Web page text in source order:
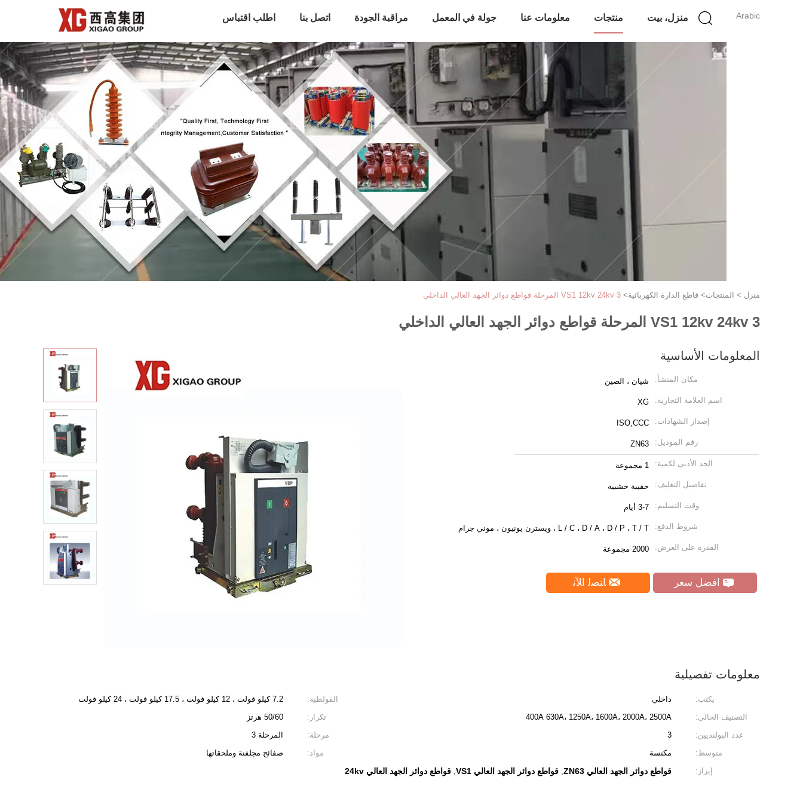
Arabic منزل، بيت منتجات معلومات عنا جولة في المعمل مراقبة الجودة اتصل بنا اطلب اقتباس
منزل > المنتجات> قاطع الدارة الكهربائية> VS1 12kv 24kv 3 المرحلة قواطع دوائر الجهد العالي الداخلي
VS1 12kv 24kv 3 المرحلة قواطع دوائر الجهد العالي الداخلي
المعلومات الأساسية
مكان المنشأ: شيان ، الصين
اسم العلامة التجارية: XG
إصدار الشهادات: ISO,CCC
رقم الموديل: ZN63
الحد الأدنى لكمية: 1 مجموعة
تفاصيل التغليف: حقيبة خشبية
وقت التسليم: 3-7 أيام
شروط الدفع: L / C ، D / A ، D / P ، T / T ، ويسترن يونيون ، موني جرام
القدرة على العرض: 2000 مجموعة
افضل سعر ﺎﺘﺼﻟ ﺍﻶﻧ
معلومات تفصيلية
يكتب: داخلي الفولطية:
7.2 كيلو فولت ، 12 كيلو فولت ، 17.5 كيلو فولت ، 24 كيلو فولت
التصنيف الحالي:
400A 630A، 1250A، 1600A، 2000A، 2500A تكرار:
50/60 هرتز
عدد البولنديين:
3 مرحلة:
المرحلة 3
متوسط:
مكنسة مواد:
صفائح مجلفنة وملحقاتها
إبراز:
قواطع دوائر الجهد العالي ZN63 , قواطع دوائر الجهد العالي VS1 , قواطع دوائر الجهد العالي 24kv